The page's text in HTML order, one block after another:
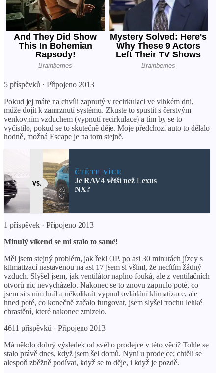
5 příspěvků · Připojeno 2013
Pokud jej máte na chvíli zapnutý v recirkulaci ve vlhkém dni,
může dojít k zamrznutí systému. Zkuste to spustit s čerstvým
venkovním vzduchem (vypnutí recirkulace) a tím by se to
vyčistilo, pokud se to skutečně děje. Moje předchozí auto to dělalo
hodně, možná Escape je na tom stejně.
ČTĚTE VÍCE
Je RAV4 větší než Lexus
NX?
1 příspěvek · Připojeno 2013
Minulý víkend se mi stalo to samé!
Měl jsem stejný problém, jak řekl OP. po asi 30 minutách jízdy s
klimatizací nastavenou na asi 17 jsem si všiml, že necítím žádný
vzduch. Slyšel jsem, jak ventilátor naplno fouká, ale z ventilačních
otvorů nic nevycházelo. Nakonec se to znovu zapnulo poté, co
jsem si s ním hrál a několikrát vypnul ovládání klimatizace, ale
hned poté, co konečně začalo fungovat, jsem slyšel trochu lehké
chrastění, které nakonec zmizelo.
4611 příspěvků · Připojeno 2013
Má někdo dobrý výsledek od svého prodejce v této věci? Tohle se
stalo právě dnes, když jsem šel domů. Nyní u prodejce; chtěli se
alespoň zběžně podívat, když se to děje, i když je pozdě.